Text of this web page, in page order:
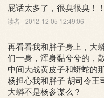
屁话太多了，很臭很臭！
读者 2012-12-05 12:49:06
再看看我和胖子身上，大
们一身，浑身黏兮兮的，
中间大战黄皮子和蟒蛇的
杨担心我和胖子 胡司令王
大蟒不是杨参谋么？